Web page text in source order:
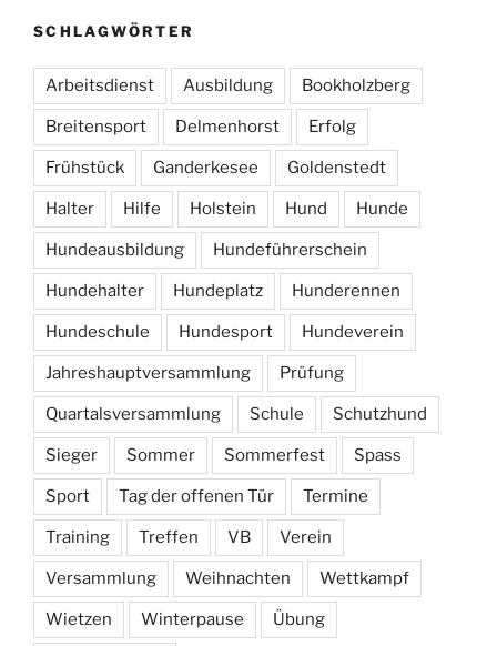
SCHLAGWÖRTER
Arbeitsdienst Ausbildung Bookholzberg
Breitensport Delmenhorst Erfolg
Frühstück Ganderkesee Goldenstedt
Halter Hilfe Holstein Hund Hunde
Hundeausbildung Hundeführerschein
Hundehalter Hundeplatz Hunderennen
Hundeschule Hundesport Hundeverein
Jahreshauptversammlung Prüfung
Quartalsversammlung Schule Schutzhund
Sieger Sommer Sommerfest Spass
Sport Tag der offenen Tür Termine
Training Treffen VB Verein
Versammlung Weihnachten Wettkampf
Wietzen Winterpause Übung